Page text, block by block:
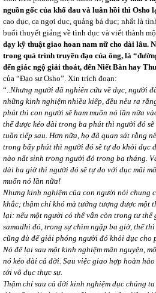
nguồn gốc của khổ đau và luân hồi thì Osho
cao dục, ca ngợi dục, quảng bá dục; nhất là
buổi thuyết giảng về tình dục và viết thành
dạy kỹ thuật giao hoan nam nữ cho dài lâu.
trong quá trình truyền đạo của ông, là
đến giác ngộ giải thoát, đến Niết Bàn hay
của “Đạo sư Osho”. Xin trích đoạn:
“..Nhưng người đã nghiên cứu về dục, người
những kinh nghiệm nhiều kiếp, đều nêu ra
phút thì con người sẽ ham muốn nó lần nữa
thể được kéo dài trong ba phút thì người đó
tuần tiếp sau. Hơn nữa, họ đã quan sát rằng
trong bẩy phút thì người đó sẽ tự do khỏi dục
nào nẩt sinh trong người đó trong ba tháng.
dài ba giờ thì người đó sẽ tự do với dục mãi
muốn nó lần nữa!
Nhưng kinh nghiệm của con người nói chung
khắc; thậm chí khó mà tưởng tượng được một
lại: nếu một người có thể vẫn còn trong tư thế
samadhi đó, trong sự chìm ngập ba giờ, thế
cũng đủ để giải phóng người đó khỏi dục cho
Nó để lại sau một kinh nghiệm mãn nguyện,
nó kéo dài cả đời. Sau việc giao hợp hoàn
tới vô dục thực sự.
Thậm chí sau cả đời kinh nghiệm dục chúng